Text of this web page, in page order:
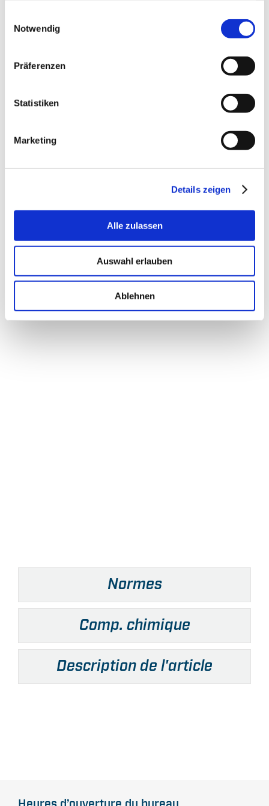
Notwendig
Präferenzen
Statistiken
Marketing
Details zeigen
Alle zulassen
Auswahl erlauben
Ablehnen
Normes
Comp. chimique
Description de l'article